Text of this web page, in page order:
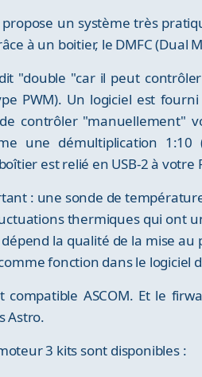
propose un système très
à un boitier, le DMFC (Dual
"double "car il peut
PWM). Un logiciel est
contrôler "manuellement"
une démultiplication
est relié en USB-2 à
: une sonde de
thermiques qui ont
la qualité de la mise
fonction dans le logiciel
compatible ASCOM. Et le
Astro.
3 kits sont disponibles :